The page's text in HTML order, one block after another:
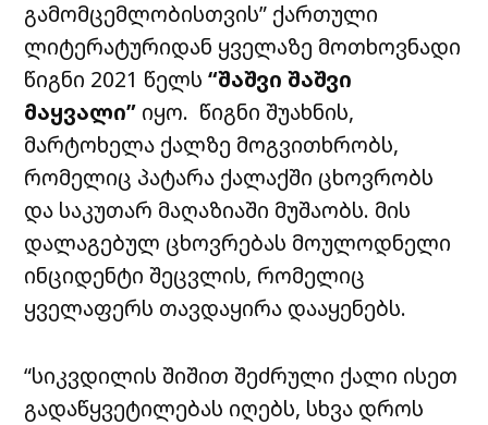
გამომცემლობისთვის” ქართული
ლიტერატურიდან ყველაზე მოთხოვნადი
წიგნი 2021 წელს “შაშვი შაშვი
მაყვალი” იყო. წიგნი შუახნის,
მარტოხელა ქალზე მოგვითხრობს,
რომელიც პატარა ქალაქში ცხოვრობს
და საკუთარ მაღაზიაში მუშაობს. მის
დალაგებულ ცხოვრებას მოულოდნელი
ინციდენტი შეცვლის, რომელიც
ყველაფერს თავდაყირა დააყენებს.
“სიკვდილის შიშით შეძრული ქალი ისეთ
გადაწყვეტილებას იღებს, სხვა დროს